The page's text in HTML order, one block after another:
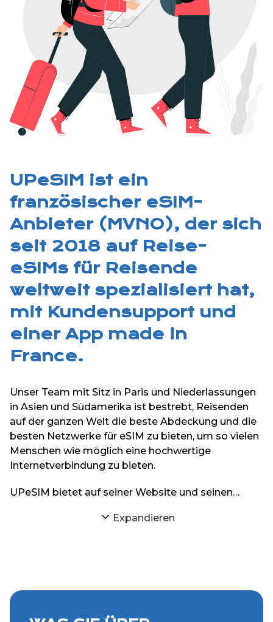
UPeSIM ist ein
französischer eSIM-
Anbieter (MVNO), der sich
seit 2018 auf Reise-
eSIMs für Reisende
weltweit spezialisiert hat,
mit Kundensupport und
einer App made in
France.
Unser Team mit Sitz in Paris und Niederlassungen
in Asien und Südamerika ist bestrebt, Reisenden
auf der ganzen Welt die beste Abdeckung und die
besten Netzwerke für eSIM zu bieten, um so vielen
Menschen wie möglich eine hochwertige
Internetverbindung zu bieten.
UPeSIM bietet auf seiner Website und seinen
mehr als 200 Reiseziele auf der ganzen Welt an.
Expandieren